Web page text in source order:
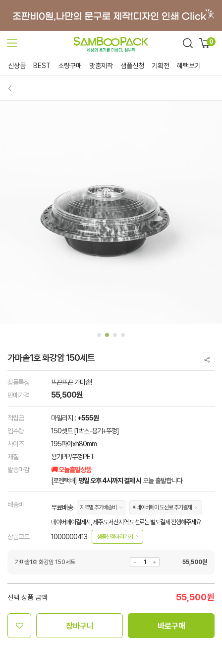
0
신상품 BEST 소량구매 맞춤제작 샘플신청 기획전 혜택보기
가마솥1호 화강암 150세트
상품특징
뜨끈뜨끈 가마솥!
판매가격
55,500원
적립금 마일리지 : +555원
입수량
150셋트 [1박스-용기+뚜껑]
사이즈
195파이xh80mm
재질
용기PP/뚜껑PET
발송마감
🚚 오늘출발상품
[로젠택배] 평일 오후 4시까지 결제 시 오늘 출발합니다
배송비 무료배송 지역별 추가배송비 ※ 네이버페이 도선료 추가결제
네이버페이결제시, 제주.도서산지역 도선료는 별도결제 진행해주세요
상품코드 1000000413 샘플신청하러가기
가마솥1호 화강암 150세트 55,500원
선택 상품 금액 55,500원
장바구니 바로구매